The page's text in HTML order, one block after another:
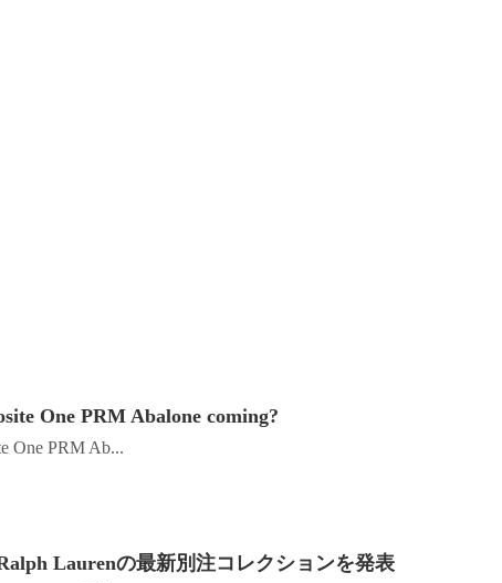
One PRM Abalone coming?
One PRM Ab...
Laurenの最新別注コレクションを発表